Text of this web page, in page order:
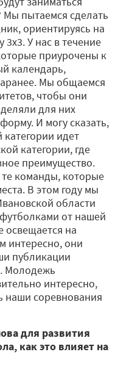
Мы пытаемся сделать
ориентируясь на
У нас в течение
приурочены к
календарь,
Мы общаемся
чтобы они
для них
И могу сказать,
категории идет
категории, где
преимущество.
команды, которые
В этом году мы
области
от нашей
освещается на
интересно, они
публикации
Молодежь
интересно,
наши соревнования
для развития
как это влияет на